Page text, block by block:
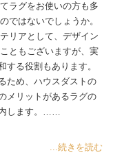
ラグをお使いの方も多
ではないでしょうか。
リアとして、デザイン
ともございますが、実
する役割もあります。
ため、ハウスダストの
メリットがあるラグの
します。……
...続きを読む